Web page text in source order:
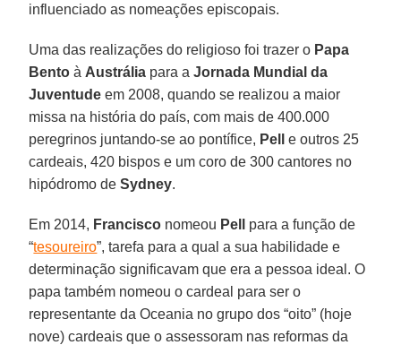
influenciado as nomeações episcopais.
Uma das realizações do religioso foi trazer o Papa
Bento à Austrália para aJornada Mundial da
Juventude em 2008, quando se realizou a maior
missa na história do país, com mais de 400.000
peregrinos juntando-se ao pontífice, Pell
e outros 25
cardeais, 420 bispos e um coro de 300 cantores no
hipódromo deSydney.
Em 2014, Francisco nomeou Pell
para a função de
“tesoureiro”, tarefa para a qual a sua habilidade e
determinação significavam que era a pessoa ideal. O
papa também nomeou o cardeal para ser o
representante da Oceania no grupo dos “oito” (hoje
nove) cardeais que o assessoram nas reformas da